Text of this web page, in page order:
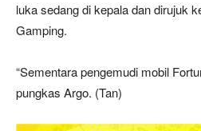
luka sedang di kepala dan dirujuk
Gamping.
“Sementara pengemudi mobil
pungkas Argo. (Tan)